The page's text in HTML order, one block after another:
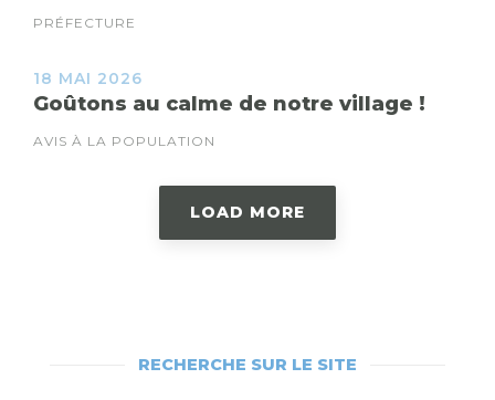
PRÉFECTURE
18 MAI 2026
Goûtons au calme de notre village !
AVIS À LA POPULATION
LOAD MORE
RECHERCHE SUR LE SITE